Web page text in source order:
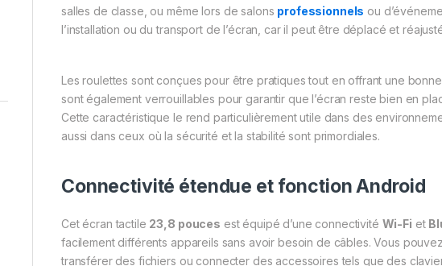
salles de classe, ou même lors de salons professionnels ou
l’installation ou du transport de l’écran, car il peut être déplacé et
Les roulettes sont conçues pour être pratiques tout en offrant une
sont également verrouillables pour garantir que l’écran reste bien en
Cette caractéristique le rend particulièrement utile dans des
aussi dans ceux où la sécurité et la stabilité sont primordiales.
Connectivité étendue et fonction Android
Cet écran tactile 23,8 pouces est équipé d’une connectivité Wi-Fi et
facilement différents appareils sans avoir besoin de câbles. Vous
transférer des fichiers ou connecter des accessoires tels que des